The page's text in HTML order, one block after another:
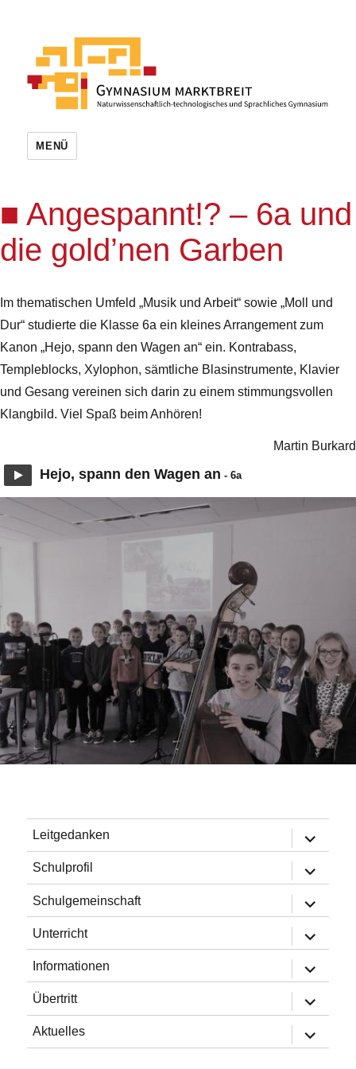
MENÜ
Angespannt!? – 6a und
die gold’nen Garben
Im thematischen Umfeld „Musik und Arbeit“ sowie „Moll und
Dur“ studierte die Klasse 6a ein kleines Arrangement zum
Kanon „Hejo, spann den Wagen an“ ein. Kontrabass,
Templeblocks, Xylophon, sämtliche Blasinstrumente, Klavier
und Gesang vereinen sich darin zu einem stimmungsvollen
Klangbild. Viel Spaß beim Anhören!
Martin Burkard
Hejo, spann den Wagen an - 6a
Leitgedanken
öffnen
Schulprofil
öffnen
Schulgemeinschaft
öffnen
Unterricht
öffnen
Informationen
öffnen
Übertritt
öffnen
Aktuelles
öffnen